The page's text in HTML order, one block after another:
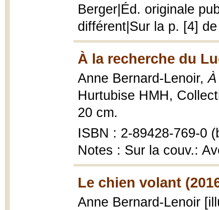
Berger|Éd. originale
différent|Sur la p. [4]
À la recherche du
Anne Bernard-Lenoir,
Hurtubise HMH,
20 cm.
ISBN : 2-89428-769-0
Notes : Sur la couv.:
Le chien volant
Anne Bernard-Lenoir